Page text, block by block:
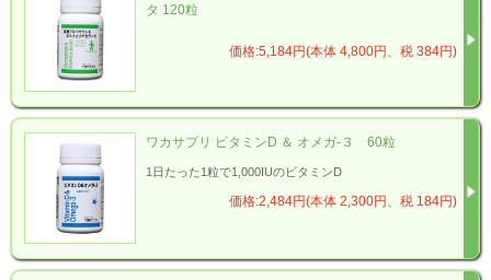
タ 120粒
価格:5,184円(本体 4,800円、税 384円)
ワカサプリ ビタミンD ＆ オメガ-３ 60粒
1日たった1粒で1,000IUのビタミンD
価格:2,484円(本体 2,300円、税 184円)